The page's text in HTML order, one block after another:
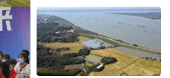
古 黑龙江
铁路